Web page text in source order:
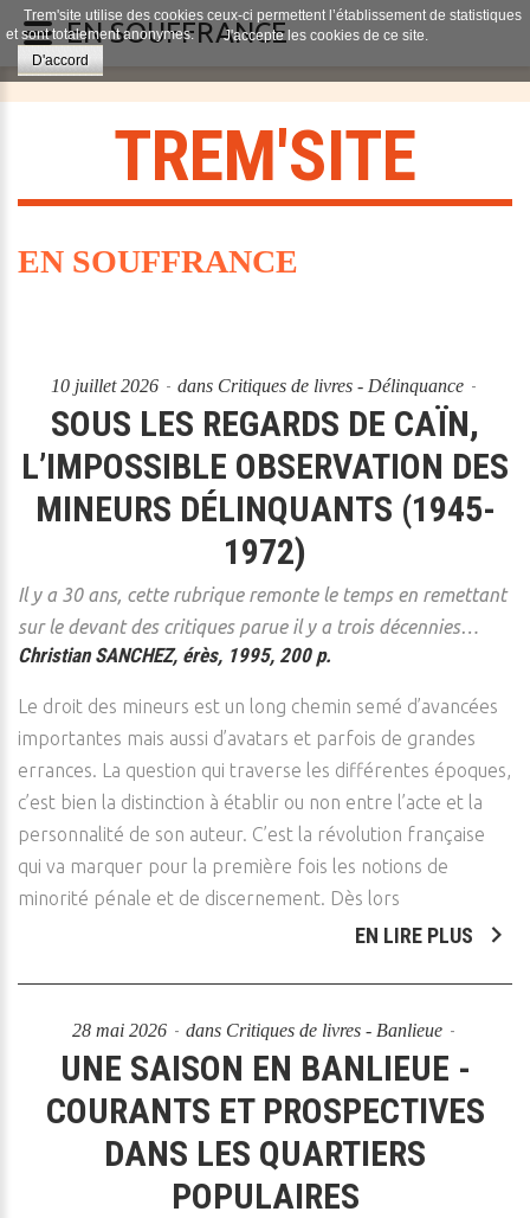
TREM'SITE
EN SOUFFRANCE
10 juillet 2026 dans Critiques de livres - Délinquance
SOUS LES REGARDS DE CAÏN,
L’IMPOSSIBLE OBSERVATION DES
MINEURS DÉLINQUANTS (1945-
1972)
Il y a 30 ans, cette rubrique remonte le temps en remettant
sur le devant des critiques parue il y a trois décennies…
Christian SANCHEZ, érès, 1995, 200 p.
Le droit des mineurs est un long chemin semé d’avancées
importantes mais aussi d’avatars et parfois de grandes
errances. La question qui traverse les différentes époques,
c’est bien la distinction à établir ou non entre l’acte et la
personnalité de son auteur. C’est la révolution française
qui va marquer pour la première fois les notions de
minorité pénale et de discernement. Dès lors
EN LIRE PLUS
28 mai 2026 dans Critiques de livres - Banlieue
UNE SAISON EN BANLIEUE -
COURANTS ET PROSPECTIVES
DANS LES QUARTIERS
POPULAIRES
Trem'site utilise des cookies ceux-ci permettent l’établissement de statistiques
et sont totalement anonymes.
J'accepte les cookies de ce site.
D'accord
EN SOUFFRANCE